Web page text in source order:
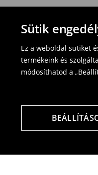
Sütik
Ez a weboldal sütiket
termékeink és
módosíthatod a